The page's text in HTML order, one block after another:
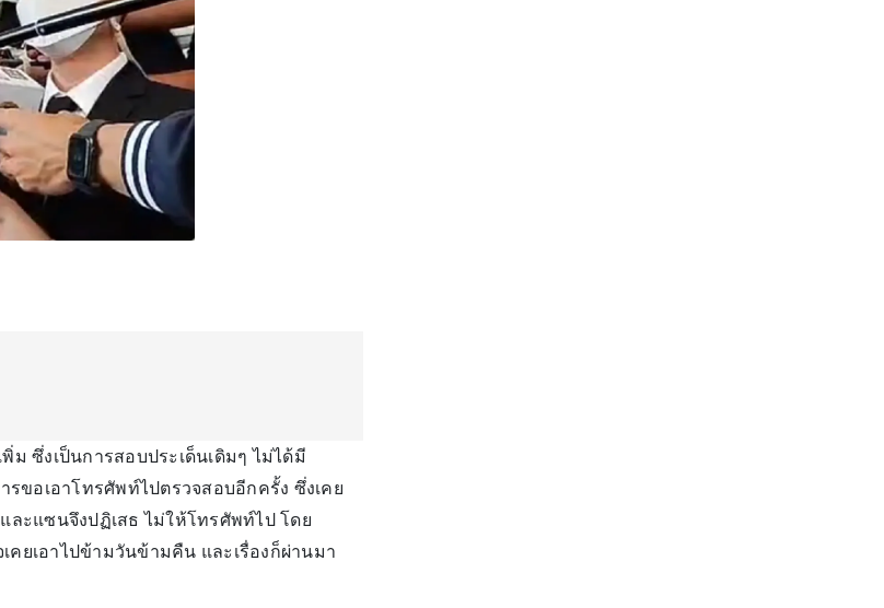
ซึ่งเป็นการสอบประเด็นเดิมๆ ไม่ได้มี
ขอเอาโทรศัพท์ไปตรวจสอบอีกครั้ง ซึ่งเคย
ละแซนจึงปฏิเสธ ไม่ให้โทรศัพท์ไป โดย
ยเอาไปข้ามวันข้ามคืน และเรื่องก็ผ่านมา